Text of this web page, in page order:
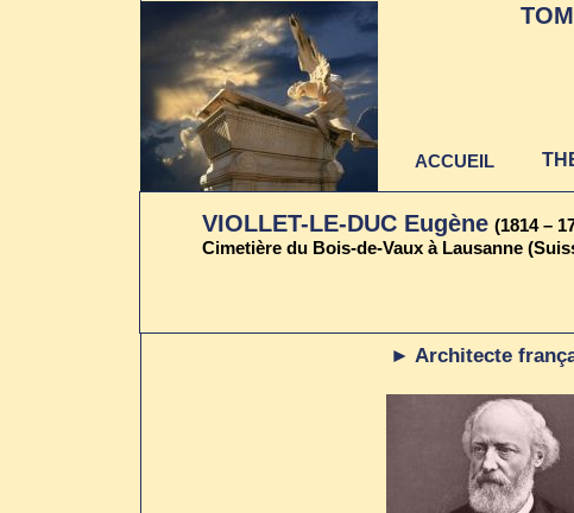
VIOLLET-LE-DUC Eugène (1814 –
Cimetière du Bois-de-Vaux à Lausanne
► Architecte
ACCUEIL